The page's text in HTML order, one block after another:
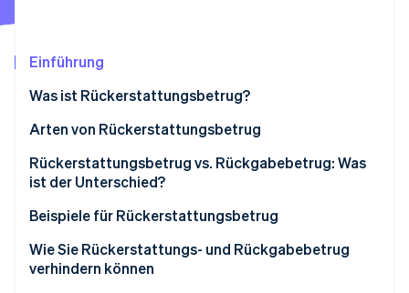
CO₂-Entnahme
Identity
Online-Identitätsprüfung
Stripe-Sessions 2026
Erfahren Sie, wie Stripe Lösungen für
Einführung
Was ist Rückerstattungsbetrug?
Arten von Rückerstattungsbetrug
Rückerstattungsbetrug vs. Rückgabebetrug: Was
ist der Unterschied?
Beispiele für Rückerstattungsbetrug
Wie Sie Rückerstattungs- und Rückgabebetrug
verhindern können